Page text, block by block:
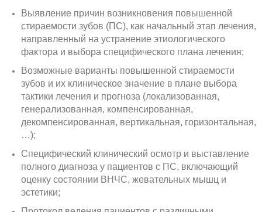
Выявление причин возникновения повышенной
стираемости зубов (ПС), как начальный этап лечения,
направленный на устранение этиологического
фактора и выбора специфического плана лечения;
Возможные варианты повышенной стираемости
зубов и их клиническое значение в плане выбора
тактики лечения и прогноза (локализованная,
генерализованная, компенсированная,
декомпенсированная, вертикальная, горизонтальная,
…);
Специфический клинический осмотр и выставление
полного диагноза у пациентов с ПС, включающий
оценку состоянии ВНЧС, жевательных мышц и
эстетики;